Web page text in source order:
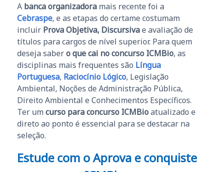
A banca organizadora mais recente foi a
Cebraspe, e as etapas do certame costumam
incluir Prova Objetiva, Discursivae avaliação de
títulos para cargos de nível superior. Para quem
deseja sabero que cai no concurso ICMBio, as
disciplinas mais frequentes são Língua
Portuguesa, Raciocínio Lógico, Legislação
Ambiental, Noções de Administração Pública,
Direito Ambiental e Conhecimentos Específicos.
Ter um curso para concurso ICMBioatualizado e
direto ao ponto é essencial para se destacar na
seleção.
Estude com o Aprova e conquiste